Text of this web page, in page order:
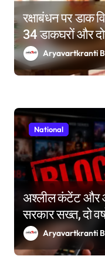
रक्षाबंधन पर डाक
34 डाकघरों और
बुकिंग के विशेष
Aryavartkranti
National
अश्लील कंटेंट और
सरकार सख्त, दो
ब्लॉकAryavartkranti